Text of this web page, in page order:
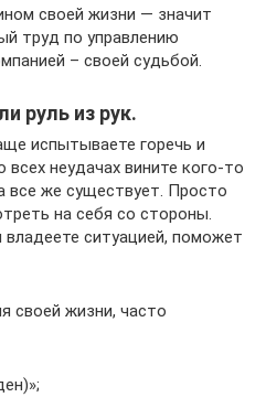
своей жизни — значит
труд по управлению
– своей судьбой.
руль из рук.
испытываете горечь и
неудачах вините кого-то
все же существует. Просто
на себя со стороны.
ситуацией, поможет
своей жизни, часто